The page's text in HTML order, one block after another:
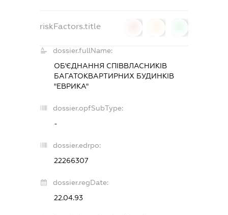
riskFactors.title
dossier.fullName:
ОБ'ЄДНАННЯ СПІВВЛАСНИКІВ
БАГАТОКВАРТИРНИХ БУДИНКІВ
"ЕВРИКА"
dossier.opfSubType:
-
dossier.edrpo:
22266307
dossier.regDate:
22.04.93